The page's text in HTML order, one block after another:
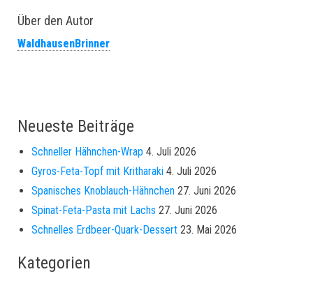
Über den Autor
WaldhausenBrinner
Neueste Beiträge
Schneller Hähnchen-Wrap 4. Juli 2026
Gyros-Feta-Topf mit Kritharaki 4. Juli 2026
Spanisches Knoblauch-Hähnchen 27. Juni 2026
Spinat-Feta-Pasta mit Lachs 27. Juni 2026
Schnelles Erdbeer-Quark-Dessert 23. Mai 2026
Kategorien